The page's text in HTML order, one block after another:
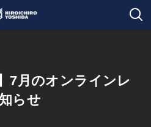
7月のオンラインレ
らせ